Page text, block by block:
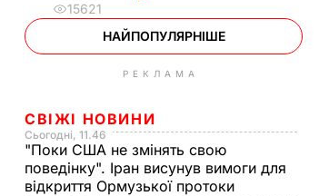
15621
НАЙПОПУЛЯРНІШЕ
РЕКЛАМА
СВІЖІ НОВИНИ
Сьогодні, 11.46
"Поки США не змінять свою
поведінку". Іран висунув вимоги для
відкриття Ормузької протоки